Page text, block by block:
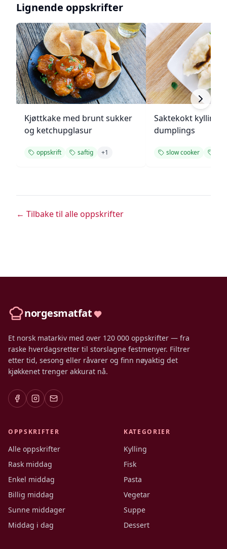
Lignende oppskrifter
Kjøttkake med brunt sukker
og ketchupglasur
oppskrift saftig +1
Saktekokt kylling
dumplings
slow cooker
← Tilbake til alle oppskrifter
norgesmatfat
Et norsk matarkiv med over 120 000 oppskrifter — fra
raske hverdagsretter til storslagne festmenyer. Filtrer
etter tid, sesong eller råvarer og finn nøyaktig det
kjøkkenet trenger akkurat nå.
OPPSKRIFTER
Alle oppskrifter
Rask middag
Enkel middag
Billig middag
Sunne middager
Middag i dag
KATEGORIER
Kylling
Fisk
Pasta
Vegetar
Suppe
Dessert